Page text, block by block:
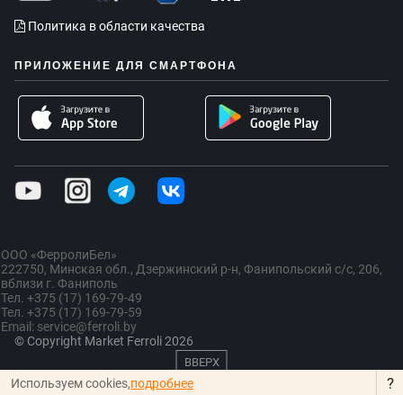
Политика в области качества
ПРИЛОЖЕНИЕ ДЛЯ СМАРТФОНА
ООО «ФерролиБел»
222750, Минская обл., Дзержинский р-н, Фанипольский с/с, 206,
вблизи г. Фаниполь
Тел. +375 (17) 169-79-49
Тел. +375 (17) 169-79-59
Email: service@ferroli.by
© Copyright Market Ferroli 2026
ВВЕРХ
Используем cookies,подробнее ?